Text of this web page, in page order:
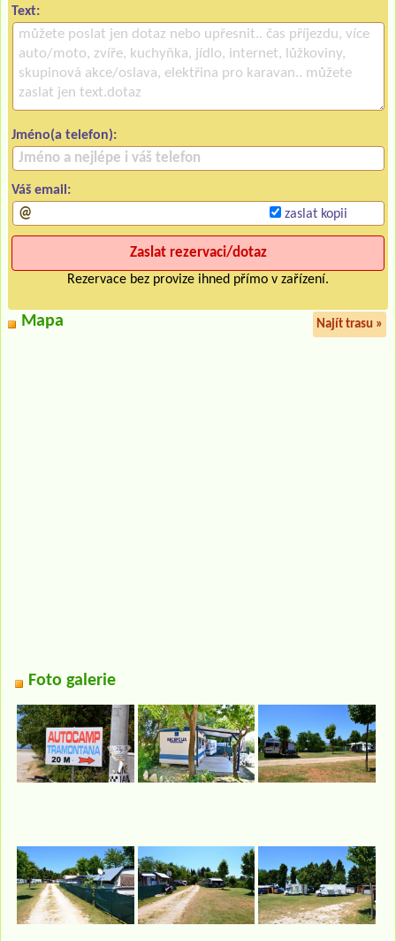
Text:
Jméno(a telefon):
Váš email:
zaslat kopii
Rezervace bez provize ihned přímo v zařízení.
Mapa Najít trasu »
Foto galerie